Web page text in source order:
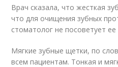
Врач сказала, что жесткая
что для очищения зубных
стоматолог не посоветует
Мягкие зубные щетки, по
всем пациентам. Тонкая и